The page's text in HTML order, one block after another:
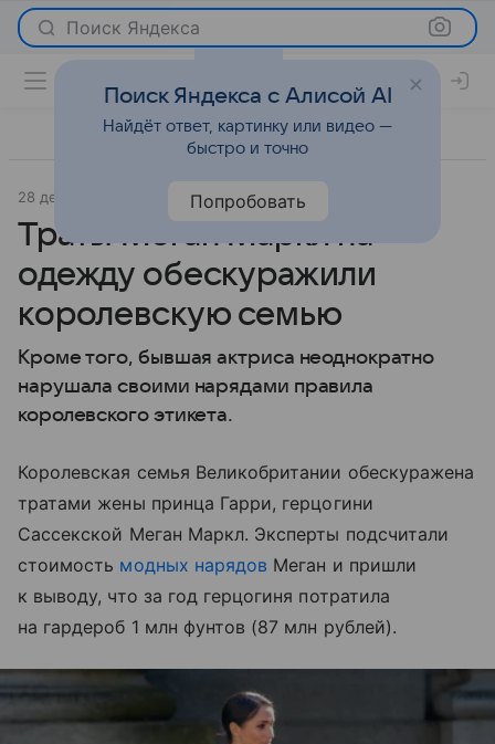
Поиск Яндекса
28 декабря 2018 Известия - Общий Светская жизнь
Траты Меган Маркл на
одежду обескуражили
королевскую семью
Кроме того, бывшая актриса неоднократно
нарушала своими нарядами правила
королевского этикета.
Королевская семья Великобритании обескуражена
тратами жены принца Гарри, герцогини
Сассекской Меган Маркл. Эксперты подсчитали
стоимость модных нарядов Меган и пришли
к выводу, что за год герцогиня потратила
на гардероб 1 млн фунтов (87 млн рублей).
Поиск Яндекса с Алисой AI
Найдёт ответ, картинку или видео —
быстро и точно
Попробовать